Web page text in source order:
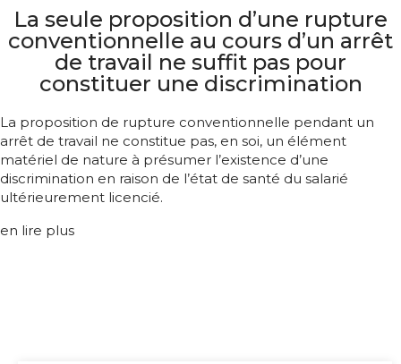
La seule proposition d’une rupture
conventionnelle au cours d’un arrêt
de travail ne suffit pas pour
constituer une discrimination
La proposition de rupture conventionnelle pendant un
arrêt de travail ne constitue pas, en soi, un élément
matériel de nature à présumer l’existence d’une
discrimination en raison de l’état de santé du salarié
ultérieurement licencié.
en lire plus